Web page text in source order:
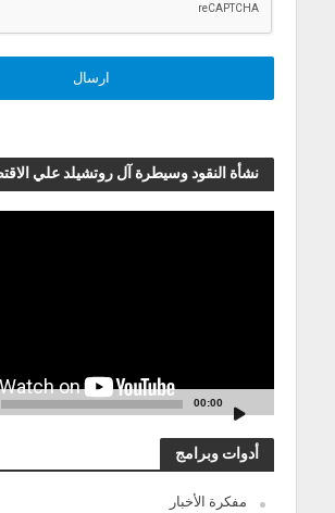
نشأة النقود وسيطرة آل روتشيلد علي
00:00
أدوات وبرامج
مفكرة الأخبار